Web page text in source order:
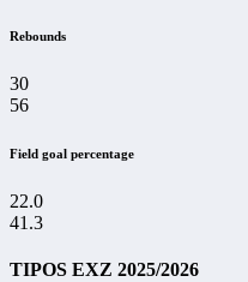
Rebounds
30
56
Field goal percentage
22.0
41.3
TIPOS EXZ 2025/2026